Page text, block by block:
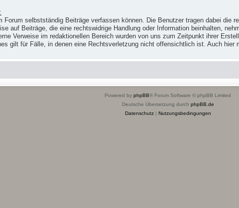
selbstständig Beiträge verfassen können. Die Benutzer tragen dabei die
auf Beiträge, die eine rechtswidrige Handlung oder Information beinhalten,
Verweise im redaktionellen Bereich wurden von uns zum Zeitpunkt ihrer
gilt für Fälle, in denen eine Rechtsverletzung nicht offensichtlich ist. Auch hier
Powered by phpBB® Forum Software © phpBB Limited
Deutsche Übersetzung durch phpBB.de
Datenschutz| Nutzungsbedingungen